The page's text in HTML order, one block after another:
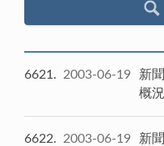
6621 2003-06-19
新
概
6622 2003-06-19
新